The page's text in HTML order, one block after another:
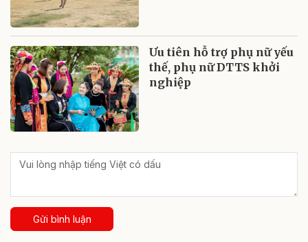
Ưu tiên hỗ trợ phụ nữ yếu
thế, phụ nữ DTTS khởi
nghiệp
Gửi bình luận